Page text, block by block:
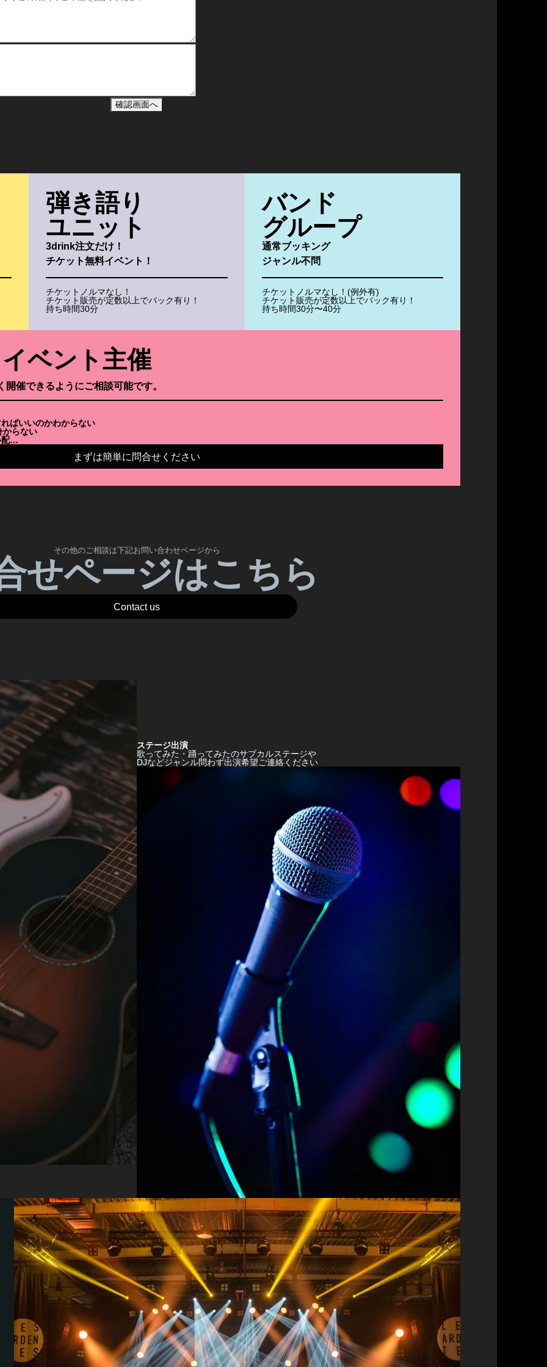
弾き語り
ユニット
3drink注文だけ！
チケット無料イベント！
チケットノルマなし！
チケット販売が定数以上でバック有り！
持ち時間30分
バンド
グループ
通常ブッキング
ジャンル不問
チケットノルマなし！(例外有)
チケット販売が定数以上でバック有り！
持ち時間30分〜40分
ベント主催
催できるようにご相談可能です。
ばいいのかわからない
からない
配…
まずは簡単に問合せください
その他のご相談は下記お問い合わせページから
せページはこちら
Contact us
ステージ出演
歌ってみた・踊ってみたのサブカルステージや
DJなどジャンル問わず出演希望ご連絡ください